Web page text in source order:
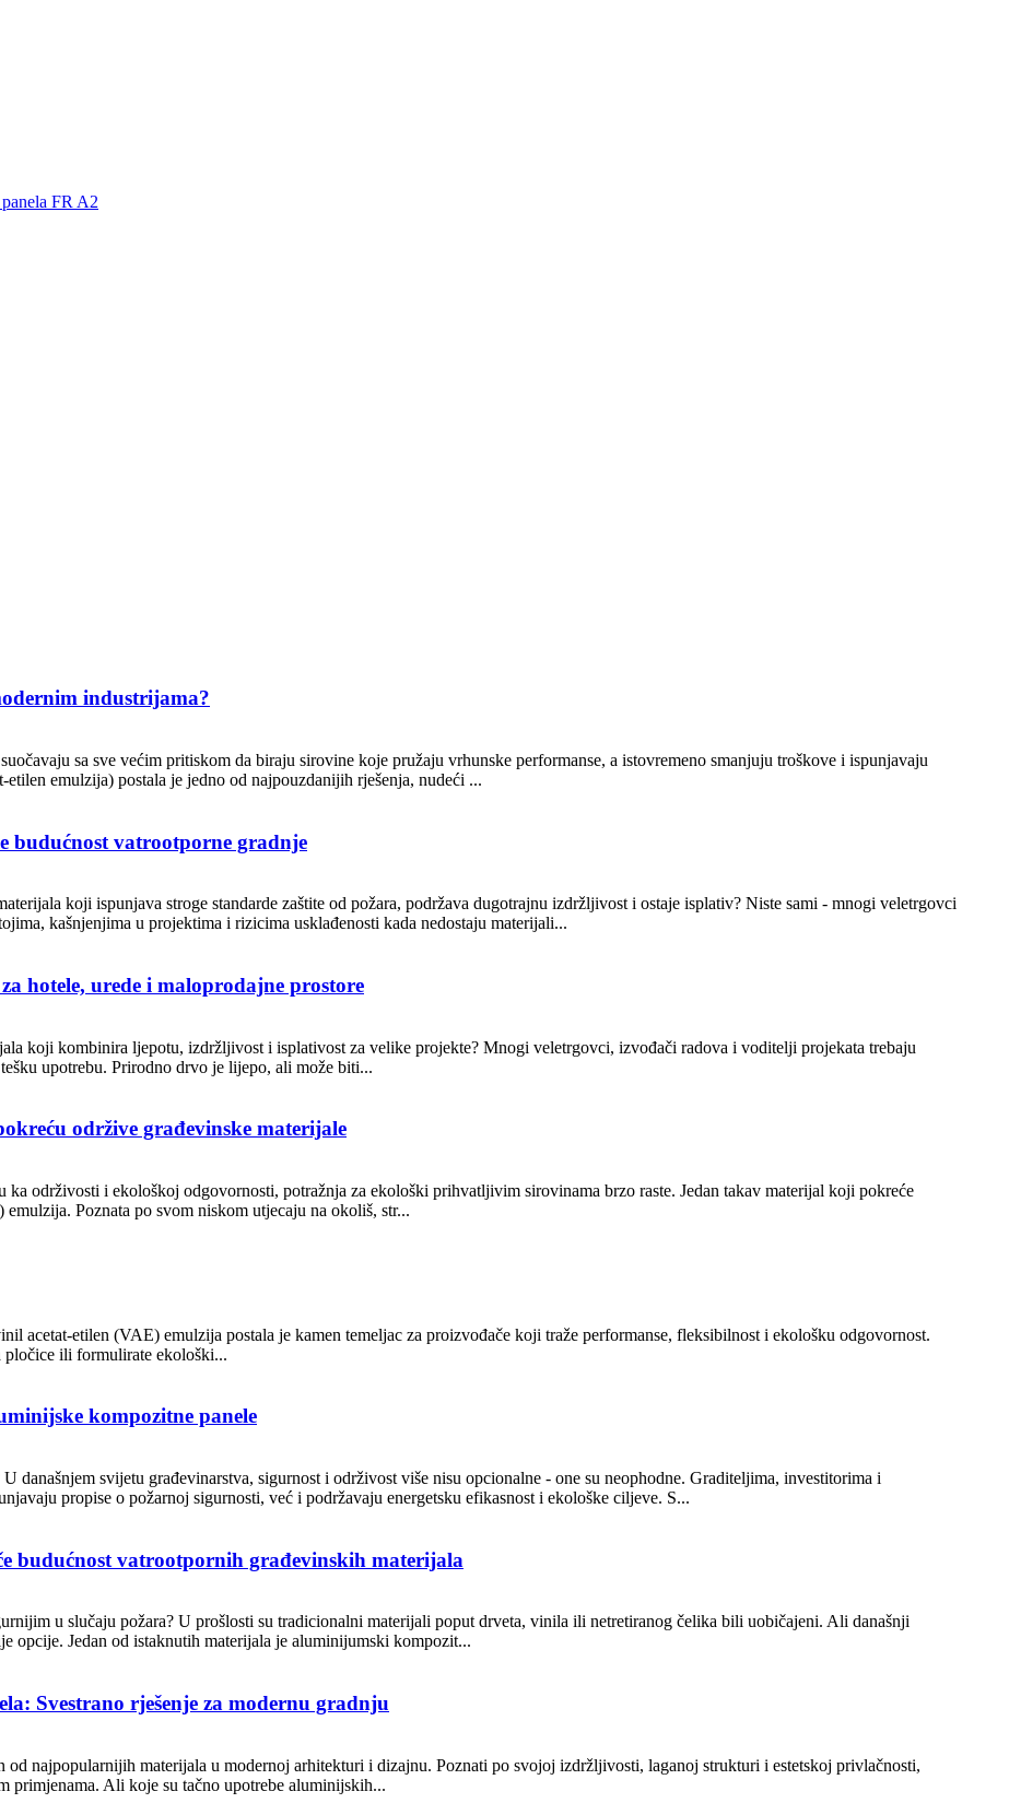
FR A2
industrijama?
sa sve većim pritiskom da biraju sirovine koje pružaju vrhunske performanse, a istovremeno smanjuju troškove i ispunjavaju
emulzija) postala je jedno od najpouzdanijih rješenja, nudeći ...
budućnost vatrootporne gradnje
koji ispunjava stroge standarde zaštite od požara, podržava dugotrajnu izdržljivost i ostaje isplativ? Niste sami - mnogi veletrgovci
kašnjenjima u projektima i rizicima usklađenosti kada nedostaju materijali...
hotele, urede i maloprodajne prostore
koji kombinira ljepotu, izdržljivost i isplativost za velike projekte? Mnogi veletrgovci, izvođači radova i voditelji projekata trebaju
upotrebu. Prirodno drvo je lijepo, ali može biti...
održive građevinske materijale
održivosti i ekološkoj odgovornosti, potražnja za ekološki prihvatljivim sirovinama brzo raste. Jedan takav materijal koji pokreće
Poznata po svom niskom utjecaju na okoliš, str...
acetat-etilen (VAE) emulzija postala je kamen temeljac za proizvođače koji traže performanse, fleksibilnost i ekološku odgovornost.
pločice ili formulirate ekološki...
kompozitne panele
današnjem svijetu građevinarstva, sigurnost i održivost više nisu opcionalne - one su neophodne. Graditeljima, investitorima i
propise o požarnoj sigurnosti, već i podržavaju energetsku efikasnost i ekološke ciljeve. S...
budućnost vatrootpornih građevinskih materijala
u slučaju požara? U prošlosti su tradicionalni materijali poput drveta, vinila ili netretiranog čelika bili uobičajeni. Ali današnji
opcije. Jedan od istaknutih materijala je aluminijumski kompozit...
Svestrano rješenje za modernu gradnju
najpopularnijih materijala u modernoj arhitekturi i dizajnu. Poznati po svojoj izdržljivosti, laganoj strukturi i estetskoj privlačnosti,
primjenama. Ali koje su tačno upotrebe aluminijskih...